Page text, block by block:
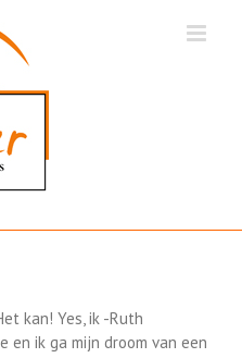
kan! Yes, ik -Ruth
en ik ga mijn droom van een